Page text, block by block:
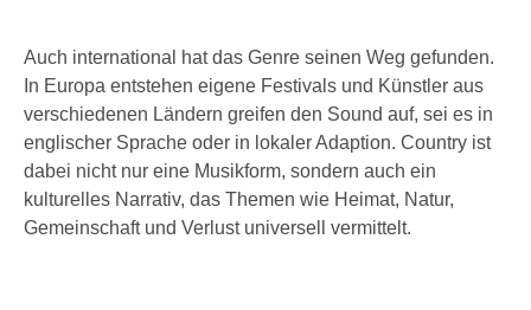
Auch international hat das Genre seinen Weg gefunden.
In Europa entstehen eigene Festivals und Künstler aus
verschiedenen Ländern greifen den Sound auf, sei es in
englischer Sprache oder in lokaler Adaption. Country ist
dabei nicht nur eine Musikform, sondern auch ein
kulturelles Narrativ, das Themen wie Heimat, Natur,
Gemeinschaft und Verlust universell vermittelt.